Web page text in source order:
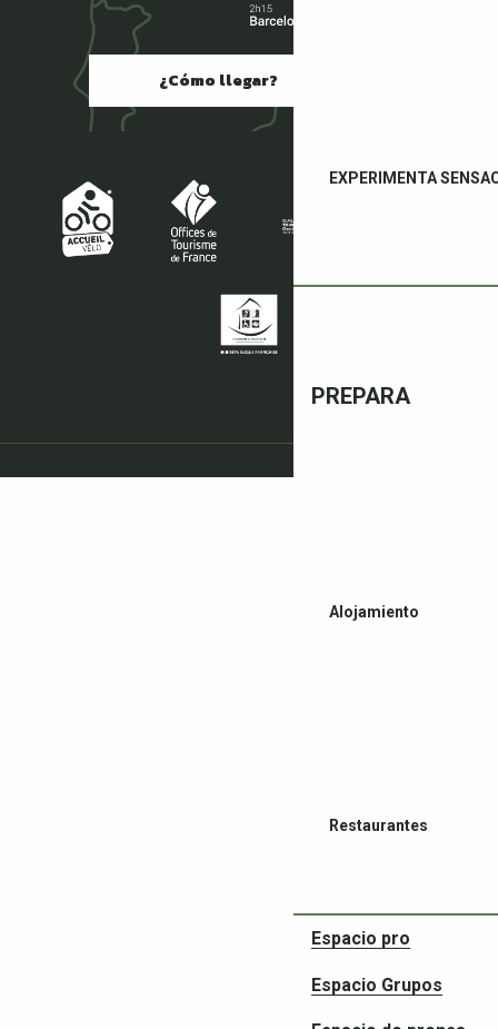
EXPERIMENTA
PREPARA
Alojamiento
Restaurantes
Espacio pro
Espacio Grupos
¿Cómo llegar?